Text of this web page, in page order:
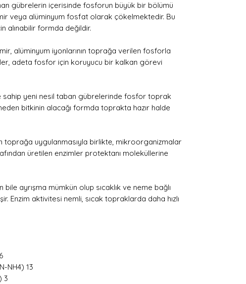
gübrelerin içerisinde fosforun büyük bir bölümü
veya alüminyum fosfat olarak çökelmektedir. Bu
alınabilir formda değildir.
alüminyum iyonlarının toprağa verilen fosforla
adeta fosfor için koruyucu bir kalkan görevi
sahip yeni nesil taban gübrelerinde fosfor toprak
bitkinin alacağı formda toprakta hazır halde
toprağa uygulanmasıyla birlikte, mikroorganizmalar
üretilen enzimler protektanı moleküllerine
bile ayrışma mümkün olup sıcaklık ve neme bağlı
Enzim aktivitesi nemli, sıcak topraklarda daha hızlı
NH4) 13
3